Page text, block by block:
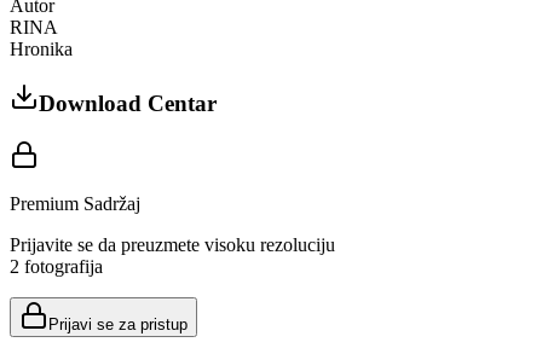
Autor
RINA
Hronika
Download Centar
Premium Sadržaj
Prijavite se da preuzmete visoku rezoluciju
2 fotografija
Prijavi se za pristup